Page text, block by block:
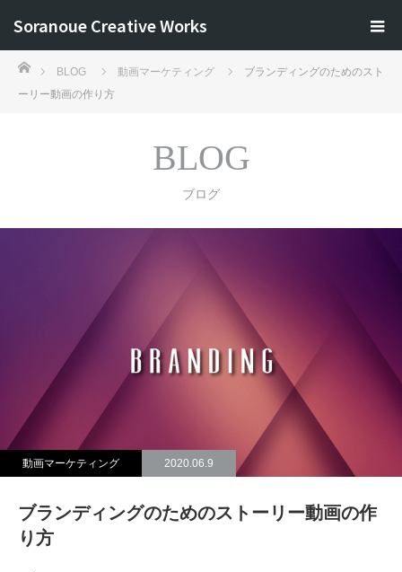
Soranoue Creative Works
ホームBLOG 動画マーケティング
ブランディングのためのスト
ーリー動画の作り方
BLOG
ブログ
動画マーケティング 2020.06.9
ブランディングのためのストーリー動画の作
り方